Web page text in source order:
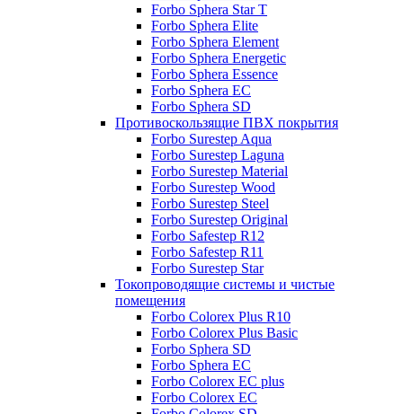
Forbo Sphera Star T
Forbo Sphera Elite
Forbo Sphera Element
Forbo Sphera Energetic
Forbo Sphera Essence
Forbo Sphera EC
Forbo Sphera SD
Противоскользящие ПВХ покрытия
Forbo Surestep Aqua
Forbo Surestep Laguna
Forbo Surestep Material
Forbo Surestep Wood
Forbo Surestep Steel
Forbo Surestep Original
Forbo Safestep R12
Forbo Safestep R11
Forbo Surestep Star
Токопроводящие системы и чистые
помещения
Forbo Colorex Plus R10
Forbo Colorex Plus Basic
Forbo Sphera SD
Forbo Sphera EC
Forbo Colorex EC plus
Forbo Colorex EC